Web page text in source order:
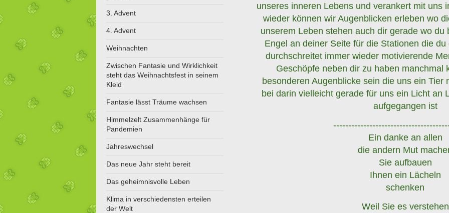
unseres inneren Lebens und verankert mit uns
wieder können wir Augenblicken erleben wo
unserem Leben stehen auch dir gerade wo du
Engel an deiner Seite für die Stationen die
durchschreitet immer wieder motivierende
Geschöpfe neben dir zu haben manchmal
besonderen Augenblicke sein die uns ein Tier
bei darin vielleicht gerade für uns ein Licht an
aufgegangen ist
Ein danke an allen
die andern Mut
Sie aufbauen
Ihnen ein Lächeln
schenken
Weil Sie es verstehen
3. Advent
4. Advent
Weihnachten
Zwischen Fantasie und Wirklichkeit
steht das Weihnachtsfest in seinem
Kleid
Fantasie lässt Träume wachsen
Himmelzelt Zusammenhänge für
Pandemien
Jahreswechsel
Das neue Jahr steht bereit
Das geheimnisvolle Leben
Klima in verschiedensten erteilen
der Welt